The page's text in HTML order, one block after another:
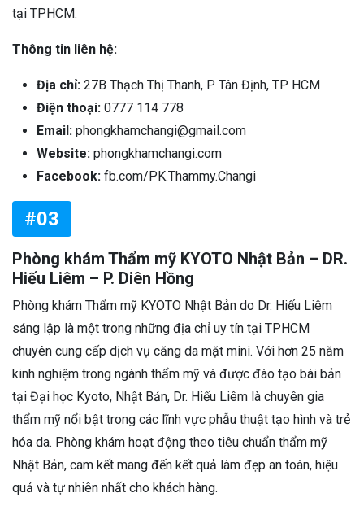
tại TPHCM.
Thông tin liên hệ:
Địa chỉ: 27B Thạch Thị Thanh, P. Tân Định, TP HCM
Điện thoại: 0777 114 778
Email: phongkhamchangi@gmail.com
Website: phongkhamchangi.com
Facebook: fb.com/PK.Thammy.Changi
#03
Phòng khám Thẩm mỹ KYOTO Nhật Bản – DR.
Hiếu Liêm – P. Diên Hồng
Phòng khám Thẩm mỹ KYOTO Nhật Bản do Dr. Hiếu Liêm
sáng lập là một trong những địa chỉ uy tín tại TPHCM
chuyên cung cấp dịch vụ căng da mặt mini. Với hơn 25 năm
kinh nghiệm trong ngành thẩm mỹ và được đào tạo bài bản
tại Đại học Kyoto, Nhật Bản, Dr. Hiếu Liêm là chuyên gia
thẩm mỹ nổi bật trong các lĩnh vực phẫu thuật tạo hình và trẻ
hóa da. Phòng khám hoạt động theo tiêu chuẩn thẩm mỹ
Nhật Bản, cam kết mang đến kết quả làm đẹp an toàn, hiệu
quả và tự nhiên nhất cho khách hàng.